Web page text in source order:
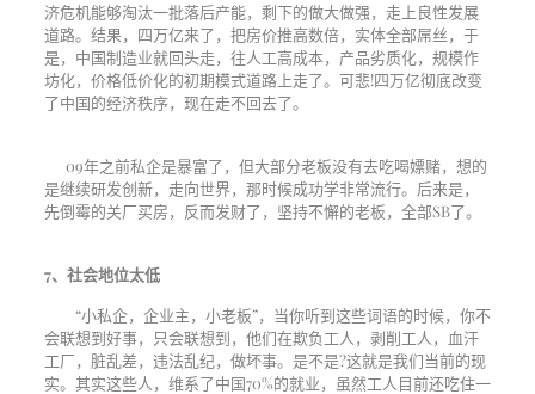
济危机能够淘汰一批落后产能，剩下的做大做强，走上良性发展
道路。结果，四万亿来了，把房价推高数倍，实体全部屌丝，于
是，中国制造业就回头走，往人工高成本，产品劣质化，规模作
坊化，价格低价化的初期模式道路上走了。可悲!四万亿彻底改变
了中国的经济秩序，现在走不回去了。
09年之前私企是暴富了，但大部分老板没有去吃喝嫖赌，想的
是继续研发创新，走向世界，那时候成功学非常流行。后来是，
先倒霉的关厂买房，反而发财了，坚持不懈的老板，全部SB了。
7、社会地位太低
“小私企，企业主，小老板”，当你听到这些词语的时候，你不
会联想到好事，只会联想到，他们在欺负工人，剥削工人，血汗
工厂，脏乱差，违法乱纪，做坏事。是不是?这就是我们当前的现
实。其实这些人，维系了中国70%的就业，虽然工人目前还吃住一